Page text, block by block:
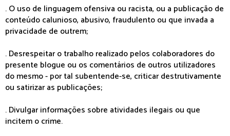
. O uso de linguagem ofensiva ou racista, ou a publicação de
conteúdo calunioso, abusivo, fraudulento ou que invada a
privacidade de outrem;
. Desrespeitar o trabalho realizado pelos colaboradores do
presente blogue ou os comentários de outros utilizadores
do mesmo - por tal subentende-se, criticar destrutivamente
ou satirizar as publicações;
. Divulgar informações sobre atividades ilegais ou que
incitem o crime.